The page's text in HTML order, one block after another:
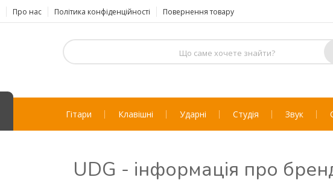
Про нас Політика конфіденційності Повернення товару
Гітари Клавішні Ударні Студія Звук
UDG - інформація про